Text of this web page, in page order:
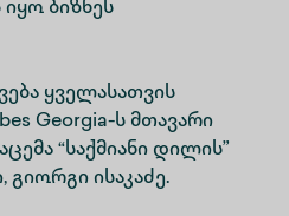
იყო ბიზნეს
ყველასათვის
Georgia-ს მთავარი
“საქმიანი დილის”
გიორგი ისაკაძე.